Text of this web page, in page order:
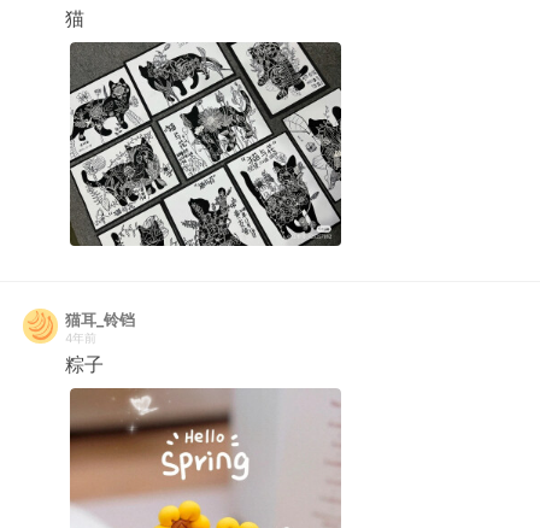
猫
猫耳_铃铛
4年前
粽子